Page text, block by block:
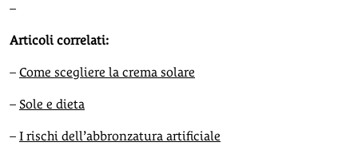
–
Articoli correlati:
– Come scegliere la crema solare
– Sole e dieta
– I rischi dell’abbronzatura artificiale